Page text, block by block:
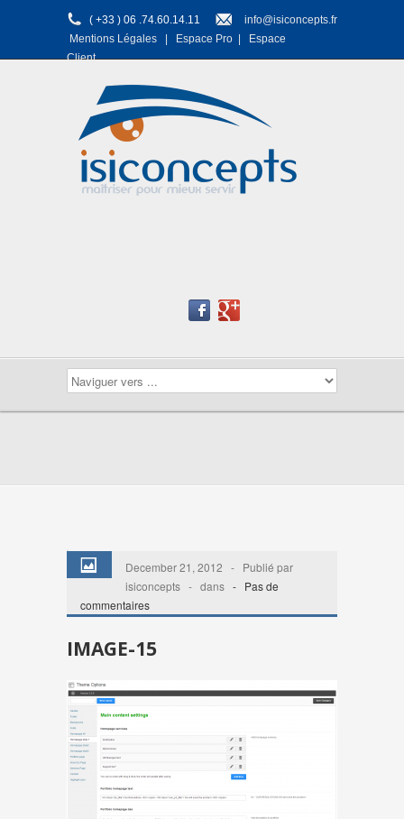
( +33 ) 06 .74.60.14.11
info@isiconcepts.fr
Mentions Légales
Espace Pro
Espace
Client
December 21, 2012 - Publié par
isiconcepts - dans - Pas de
commentaires
IMAGE-15